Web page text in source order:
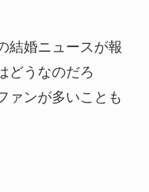
結婚ニュースが報
どうなのだろ
ァンが多いことも